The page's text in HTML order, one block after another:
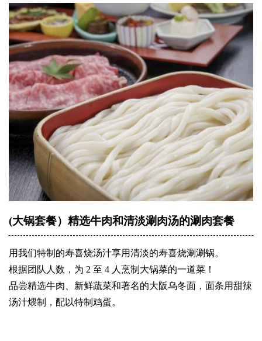
(大锅套餐）精选牛肉和清淡涮肉汤的涮肉套餐
用我们特制的寿喜烧汤汁享用清淡的寿喜烧涮涮锅。
根据团队人数，为 2 至 4 人烹制大锅菜的一道菜！
品尝精选牛肉、新鲜蔬菜和著名的大阪乌冬面，面条用甜辣
汤汁煨制，配以特制鸡蛋。